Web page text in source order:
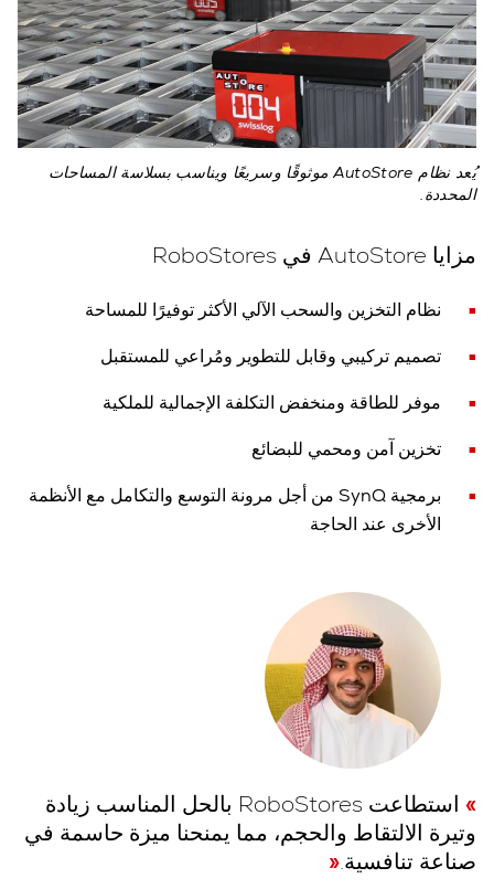
يُعد نظام AutoStore موثوقًا وسريعًا ويناسب بسلاسة المساحات
المحددة.
مزايا AutoStore في RoboStores‏
نظام التخزين والسحب الآلي الأكثر توفيرًا للمساحة
تصميم تركيبي وقابل للتطوير ومُراعي للمستقبل
موفر للطاقة ومنخفض التكلفة الإجمالية للملكية
تخزين آمن ومحمي للبضائع
برمجية SynQ‏ من أجل مرونة التوسع والتكامل مع الأنظمة
الأخرى عند الحاجة
استطاعت RoboStores بالحل المناسب زيادة
وتيرة الالتقاط والحجم، مما يمنحنا ميزة حاسمة في
صناعة تنافسية.